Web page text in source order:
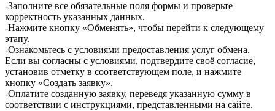
-Заполните все обязательные поля формы и проверьте
корректность указанных данных.
-Нажмите кнопку «Обменять», чтобы перейти к следующему
этапу.
-Ознакомьтесь с условиями предоставления услуг обмена.
Если вы согласны с условиями, подтвердите своё согласие,
установив отметку в соответствующем поле, и нажмите
кнопку «Создать заявку».
-Оплатите созданную заявку, переведя указанную сумму в
соответствии с инструкциями, представленными на сайте.